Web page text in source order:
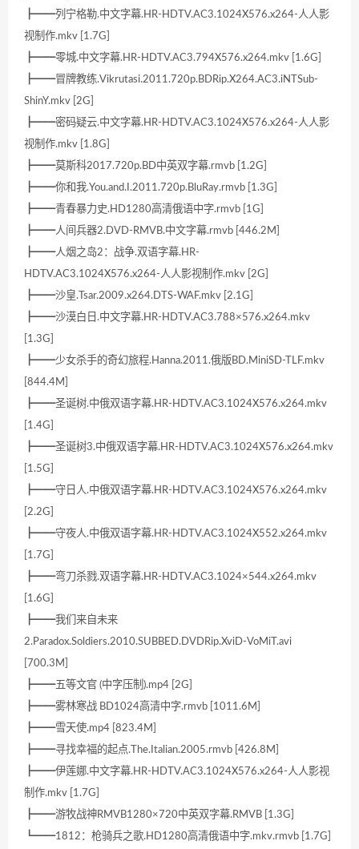
┣━━列宁格勒.中文字幕.HR-HDTV.AC3.1024X576.x264-人人影
视制作.mkv [1.7G]
┣━━零城.中文字幕.HR-HDTV.AC3.794X576.x264.mkv [1.6G]
┣━━冒牌教练.Vikrutasi.2011.720p.BDRip.X264.AC3.iNTSub-
ShinY.mkv [2G]
┣━━密码疑云.中文字幕.HR-HDTV.AC3.1024X576.x264-人人影
视制作.mkv [1.8G]
┣━━莫斯科2017.720p.BD中英双字幕.rmvb [1.2G]
┣━━你和我.You.and.I.2011.720p.BluRay.rmvb [1.3G]
┣━━青春暴力史.HD1280高清俄语中字.rmvb [1G]
┣━━人间兵器2.DVD-RMVB.中文字幕.rmvb [446.2M]
┣━━人烟之岛2：战争.双语字幕.HR-
HDTV.AC3.1024X576.x264-人人影视制作.mkv [2G]
┣━━沙皇.Tsar.2009.x264.DTS-WAF.mkv [2.1G]
┣━━沙漠白日.中文字幕.HR-HDTV.AC3.788×576.x264.mkv
[1.3G]
┣━━少女杀手的奇幻旅程.Hanna.2011.俄版BD.MiniSD-TLF.mkv
[844.4M]
┣━━圣诞树.中俄双语字幕.HR-HDTV.AC3.1024X576.x264.mkv
[1.4G]
┣━━圣诞树3.中俄双语字幕.HR-HDTV.AC3.1024X576.x264.mkv
[1.5G]
┣━━守日人.中俄双语字幕.HR-HDTV.AC3.1024X576.x264.mkv
[2.2G]
┣━━守夜人.中俄双语字幕.HR-HDTV.AC3.1024X552.x264.mkv
[1.7G]
┣━━弯刀杀戮.双语字幕.HR-HDTV.AC3.1024×544.x264.mkv
[1.6G]
┣━━我们来自未来
2.Paradox.Soldiers.2010.SUBBED.DVDRip.XviD-VoMiT.avi
[700.3M]
┣━━五等文官 (中字压制).mp4 [2G]
┣━━雾林寒战 BD1024高清中字.rmvb [1011.6M]
┣━━雪天使.mp4 [823.4M]
┣━━寻找幸福的起点.The.Italian.2005.rmvb [426.8M]
┣━━伊莲娜.中文字幕.HR-HDTV.AC3.1024X576.x264-人人影视
制作.mkv [1.7G]
┣━━游牧战神RMVB1280×720中英双字幕.RMVB [1.3G]
┗━━1812：枪骑兵之歌.HD1280高清俄语中字.mkv.rmvb [1.7G]